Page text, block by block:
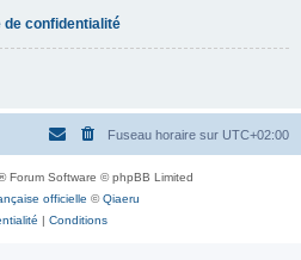
de confidentialité
Fuseau horaire sur UTC+02:00
Forum Software © phpBB Limited
officielle ©Qiaeru
| Conditions